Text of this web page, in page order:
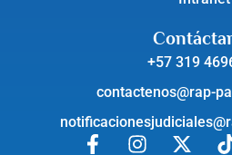
+57 319
contactenos@rap-